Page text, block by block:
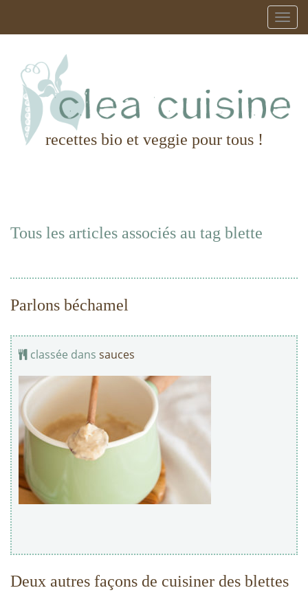
recettes bio et veggie pour tous !
Tous les articles associés au tag blette
Parlons béchamel
classée dans sauces
Deux autres façons de cuisiner des blettes